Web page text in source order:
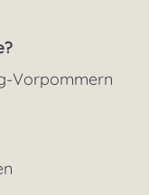
Vorpommern